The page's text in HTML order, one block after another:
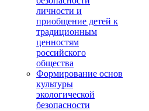
личности и
приобщение детей к
традиционным
ценностям
российского
общества
Формирование основ
культуры
экологической
безопасности